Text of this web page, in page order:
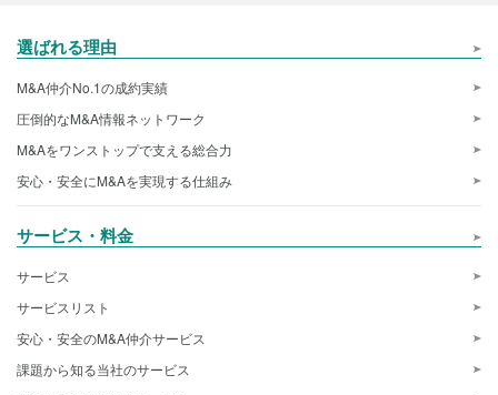
選ばれる理由
M&A仲介No.1の成約実績
圧倒的なM&A情報ネットワーク
M&Aをワンストップで支える総合力
安心・安全にM&Aを実現する仕組み
サービス・料金
サービス
サービスリスト
安心・安全のM&A仲介サービス
課題から知る当社のサービス